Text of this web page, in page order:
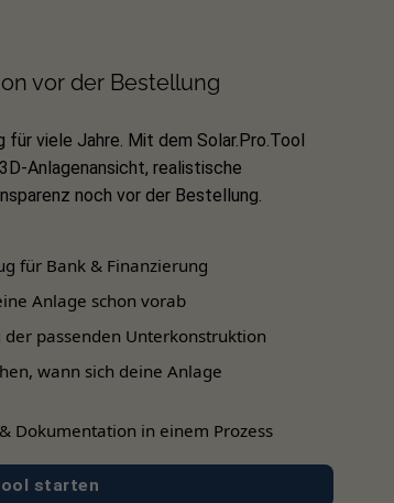
realisierbar ist. Die Solarmodule werden mithilfe
sich flexibel kombinieren, sodass Sie deren
PV-Module
von 30 mm
nebeneinander
AW – 6063 T66
vor der Bestellung
für viele Jahre. Mit dem Solar.Pro.Tool
Anlagenansicht, realistische
noch vor der Bestellung.
für Bank & Finanzierung
Anlage schon vorab
passenden Unterkonstruktion
wann sich deine Anlage
Dokumentation in einem Prozess
starten